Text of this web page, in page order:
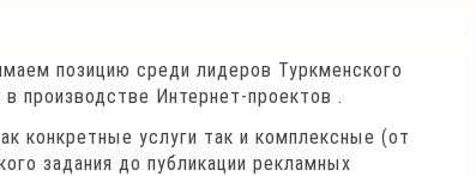
позицию среди лидеров Туркменского
производстве Интернет-проектов .
конкретные услуги так и комплексные (от
задания до публикации рекламных